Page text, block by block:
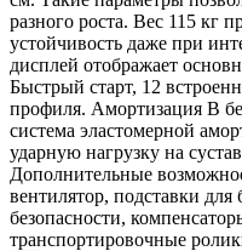
разного роста. Вес 115 кг
устойчивость даже при
дисплей отображает
Быстрый старт, 12
профиля. Амортизация В
система эластомерной
ударную нагрузку на
Дополнительные
вентилятор, подставки
безопасности,
транспортировочные